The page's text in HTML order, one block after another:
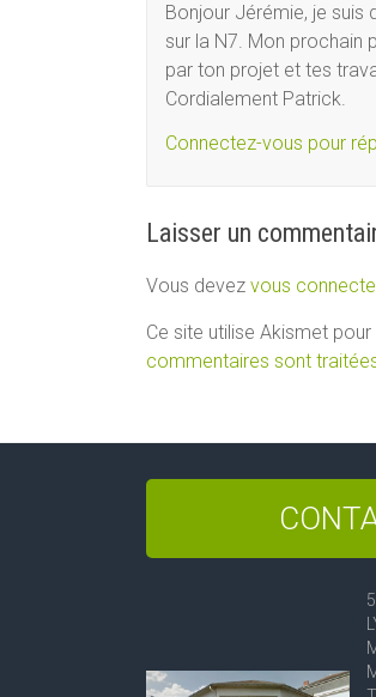
Bonjour Jérémie, je suis
sur la N7. Mon prochain
par ton projet et tes
Cordialement Patrick.
Connectez-vous pour
Laisser un
Vous devez vous
Ce site utilise Akismet
commentaires sont